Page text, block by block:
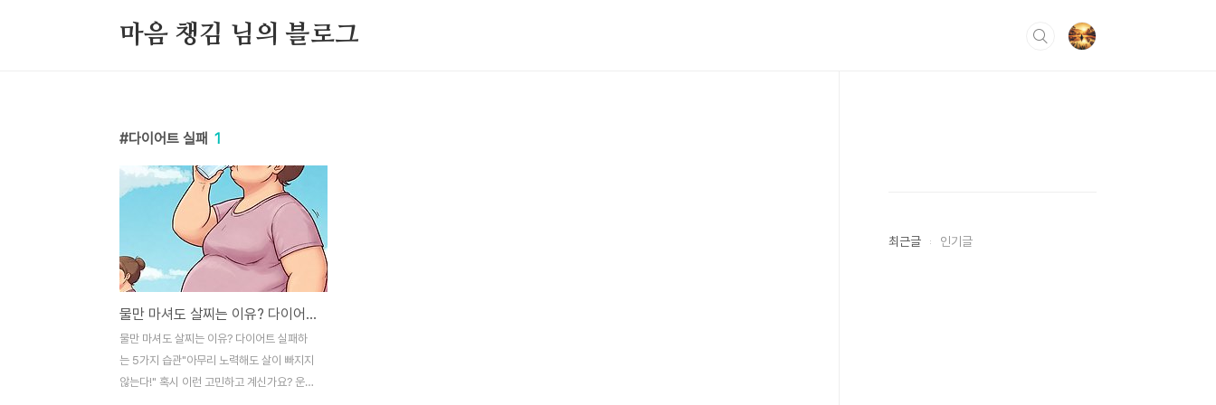
마음 챙김 님의 블로그
다이어트 실패 1
물만 마셔도 살찌는 이유? 다이어트 실패하는 5가지 습관
물만 마셔도 살찌는 이유? 다이어트 실패하
는 5가지 습관"아무리 노력해도 살이 빠지지
않는다!" 혹시 이런 고민하고 계신가요? 운동
최근글 인기글